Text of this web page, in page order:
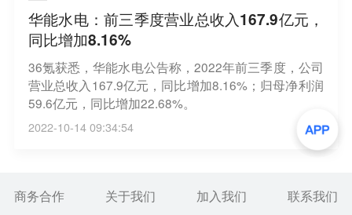
华能水电：前三季度营业总收入167.9亿元，
同比增加8.16%
36氪获悉，华能水电公告称，2022年前三季度，公司
营业总收入167.9亿元，同比增加8.16%；归母净利润
59.6亿元，同比增加22.68%。
2022-10-14 09:34:54
商务合作 关于我们 加入我们 联系我们